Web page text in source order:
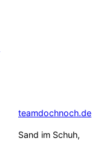
teamdochnoch.de
Sand im Schuh,